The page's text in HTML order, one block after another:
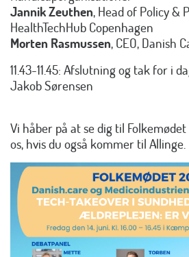
Jannik Zeuthen, Head of Policy &
HealthTechHub Copenhagen
Morten Rasmussen, CEO, Danish
11.43-11.45: Afslutning og tak for i
Jakob Sørensen
Vi håber på at se dig til
os, hvis du også kommer til Allinge.